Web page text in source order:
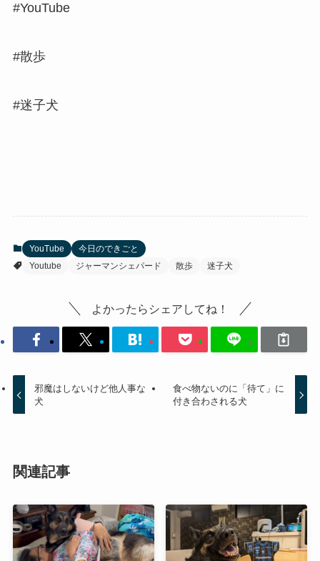
#YouTube
#散歩
#迷子犬
YouTube
今日のできごと
Youtube
ジャーマンシェパード 散歩 迷子犬
よかったらシェアしてね！
邪魔はしないけど他人事な
犬
食べ物ないのに「待て」に
付き合わされる犬
関連記事